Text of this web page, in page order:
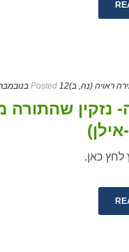
ראויה (נה, ב) Posted 12 בנובמבר 2019
נזקין שהתורה
לחץ כאן.